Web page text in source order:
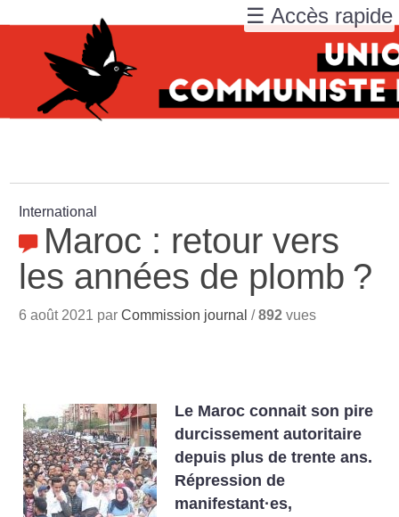
International
Maroc : retour vers
les années de plomb ?
6 août 2021 parCommission journal /892 vues
Le Maroc connait son pire
durcissement autoritaire
depuis plus de trente ans.
Répression de
manifestant·es,
☰ Accès rapide